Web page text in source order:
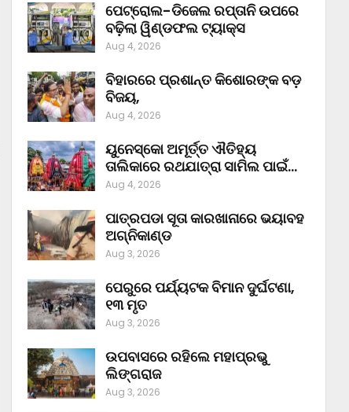
ପେଟ୍ରୋଲ-ଡିଜେଲ ରପ୍ତାନି ଉପରେ
ବଢ଼ିଲା ୱିଣ୍ଡଫଲ ଟ୍ୟାକ୍ସ
Aug 4, 2026
ବିହାରରେ ପ୍ରଶାନ୍ତ କିଶୋରଙ୍କ ବଡ଼
ବିଜୟ,
Aug 4, 2026
ୟୁନେସ୍କୋ ଅମୂର୍ତ୍ତ ଐତିହ୍ୟ
ତାଲିକାରେ ରଥଯାତ୍ରା ସାମିଲ ପାଇଁ…
Aug 4, 2026
ପାତ୍ରପଡା ସୂତା କାରଖାନାରେ ଭୟାବହ
ଅଗ୍ନିକାଣ୍ଡ
Aug 3, 2026
ପେରୁରେ ପର୍ଯ୍ୟଟକ ବିମାନ ଦୁର୍ଘଟଣା,
୧୩ ମୃତ
Aug 3, 2026
ଉପବାସରେ ରହିଲେ ମହାପ୍ରଭୁ
ଲିଙ୍ଗରାଜ
Aug 3, 2026